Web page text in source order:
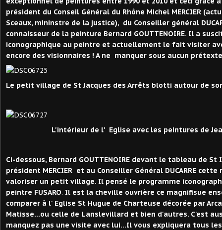
président du Conseil Général du Rhône Michel MERCIER
Sceaux, mininstre de la justice), du Conseiller général
connaisseur de la peinture Bernard GOUTTENOIRE. Il a
iconographique au peintre et actuellement le fait visiter
encore des visionnaires ! A ne manquer sous aucun
Le petit village de St Jacques des Arrêts blotti autour de
L'intérieur de l' Eglise avec les peintures de
Ci-dessous, Bernard GOUTTENOIRE devant le tableau de
président MERCIER et au Conseiller Général DUCARRE
valoriser un petit village. Il pensé le programme
peintre FUSARO. Il est la cheville ouvrière ce magnifisue
comparer à l' Eglise St Hugue de Charteuse décorée par
Matisse...ou celle de Lanslevillard et bien d'autres. C'est
manquez pas une visite avec lui...Il vous expliquera tous